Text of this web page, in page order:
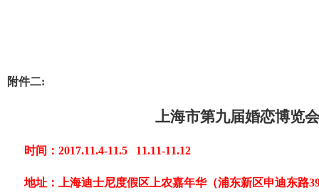
附件二:
上海市第九届婚恋博览
时间：2017.11.4-11.5 11.11-11.12
地址： 上海迪士尼度假区上农嘉年华（浦东新区申迪东路